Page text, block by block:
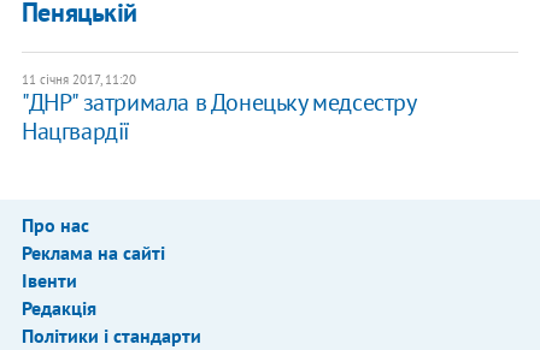
Пеняцькій
11 січня 2017, 11:20
"ДНР" затримала в Донецьку медсестру
Нацгвардії
Про нас
Реклама на сайті
Івенти
Редакція
Політики і стандарти